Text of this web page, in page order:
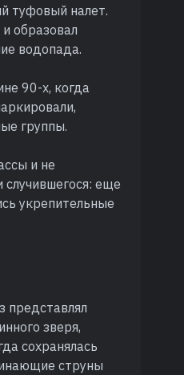
туфовый налет.
образовал
водопада.
90-х, когда
группы.
и не
еще
укрепительные
представлял
зверя,
сохранялась
струны